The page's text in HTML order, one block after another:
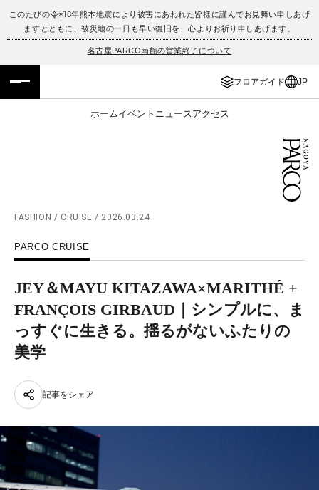
このたびの令和8年熊本地震により被害にあわれた皆様に謹んでお見舞い申しあげ
ますとともに、被災地の一日も早い復旧を、心よりお祈り申しあげます。
名古屋PARCO南館の営業終了について
フロアガイド JP
ホームイベント ニュース アクセス
フロアガイド
イベント・ポップアップ
TAX FREE
PARCOメンバーズ
ENGLISH
日本語
FASHION / CRUISE / 2026.03.24
PARCO CRUISE
JEY＆MAYU KITAZAWA×MARITHÉ +
FRANÇOIS GIRBAUD｜シンプルに、ま
っすぐに生きる。揺るがないふたりの
美学
記事をシェア